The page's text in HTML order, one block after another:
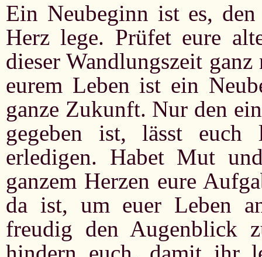
Ein Neubeginn ist es,
Herz lege. Prüfet eure
dieser Wandlungszeit
eurem Leben ist ein
ganze Zukunft. Nur den
gegeben ist, lässt
erledigen. Habet Mut
ganzem Herzen eure
da ist, um euer Leben
freudig den Augenblick